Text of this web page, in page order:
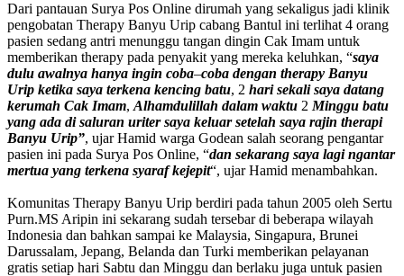
Dari pantauan Surya Pos Online dirumah yang sekaligus jadi klinik
pengobatan Therapy Banyu Urip cabang Bantul ini terlihat 4 orang
pasien sedang antri menunggu tangan dingin Cak Imam untuk
memberikan therapy pada penyakit yang mereka keluhkan, “saya
dulu awalnya hanya ingin coba–coba dengan therapy Banyu
Urip ketika saya terkena kencing batu, 2 hari sekali saya datang
kerumah Cak Imam, Alhamdulillah dalam waktu 2 Minggu batu
yang ada di saluran uriter saya keluar setelah saya rajin therapi
Banyu Urip”, ujar Hamid warga Godean salah seorang pengantar
pasien ini pada Surya Pos Online, “dan sekarang saya lagi ngantar
mertua yang terkena syaraf kejepit“, ujar Hamid menambahkan.
Komunitas Therapy Banyu Urip berdiri pada tahun 2005 oleh Sertu
Purn.MS Aripin ini sekarang sudah tersebar di beberapa wilayah
Indonesia dan bahkan sampai ke Malaysia, Singapura, Brunei
Darussalam, Jepang, Belanda dan Turki memberikan pelayanan
gratis setiap hari Sabtu dan Minggu dan berlaku juga untuk pasien